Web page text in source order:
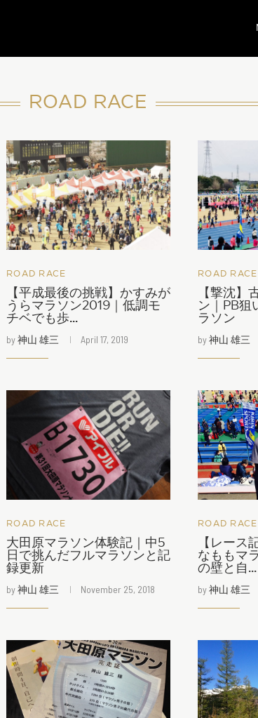
ROAD RACE
ROAD RACE
【平成最後の挑戦】かすみが
うらマラソン2019｜低調モ
チベでも歩...
by神山 雄三 April 17, 2019
ROAD RACE
【撃沈】
ン｜PB狙
ラソン
by神山 雄三
ROAD RACE
大田原マラソン体験記｜中5
日で挑んだフルマラソンと記
録更新
by神山 雄三 November 25, 2018
ROAD RACE
【レース
なももマ
の壁と自...
by神山 雄三